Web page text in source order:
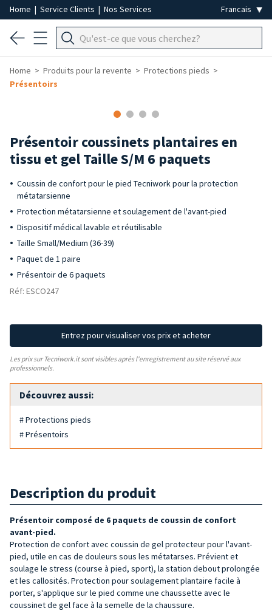
Home | Service Clients | Nos Services
Home Produits pour la revente
Protections pieds
Présentoirs
Présentoir coussinets plantaires en
tissu et gel Taille S/M 6 paquets
Coussin de confort pour le pied Tecniwork pour la protection
métatarsienne
Protection métatarsienne et soulagement de l'avant-pied
Dispositif médical lavable et réutilisable
Taille Small/Medium (36-39)
Paquet de 1 paire
Présentoir de 6 paquets
Réf: ESCO247
Entrez pour visualiser vos prix et acheter
Les prix sur Tecniwork.it sont visibles après l'enregistrement au site réservé aux
professionnels.
Découvrez aussi:
# Protections pieds
# Présentoirs
Description du produit
Présentoir composé de 6 paquets de coussin de confort
avant-pied.
Protection de confort avec coussin de gel protecteur pour l'avant-
pied, utile en cas de douleurs sous les métatarses. Prévient et
soulage le stress (course à pied, sport), la station debout prolongée
et les callosités. Protection pour soulagement plantaire facile à
porter, s'applique sur le pied comme une chaussette avec le
coussinet de gel face à la semelle de la chaussure.